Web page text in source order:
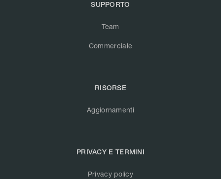
SUPPORTO
Team
Commerciale
RISORSE
Aggiornamenti
PRIVACY E TERMINI
Privacy policy